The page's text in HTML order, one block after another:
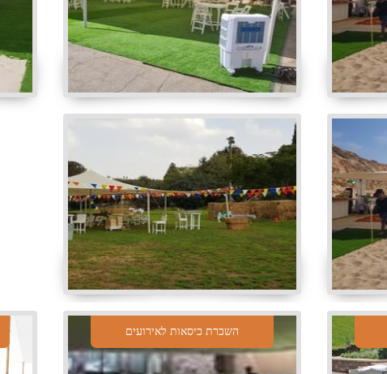
השכרת כיסאות לאירועים